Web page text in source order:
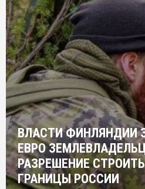
ВЛАСТИ ФИНЛЯНДИИ
ЕВРО
РАЗРЕШЕНИЕ
ГРАНИЦЫ РОССИИ